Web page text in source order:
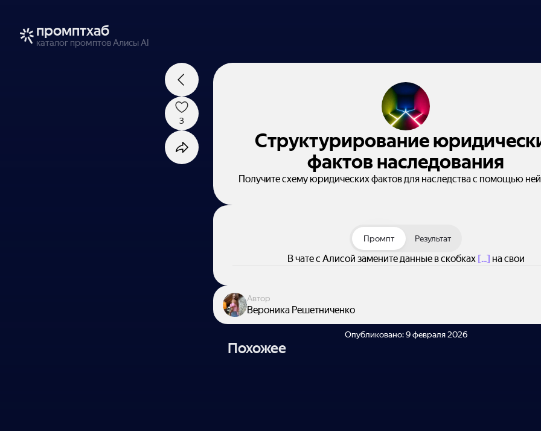
промптхаб
каталог промптов Алисы AI
Структурирование
фактов наследования
Получите схему юридических фактов для наследства с помощью
3
Промпт Результат
В чате с Алисой замените данные в скобках [...] на свои
Автор
Вероника Решетниченко
Опубликовано:9 февраля 2026
Похожее